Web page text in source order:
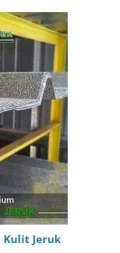
Kulit Jeruk